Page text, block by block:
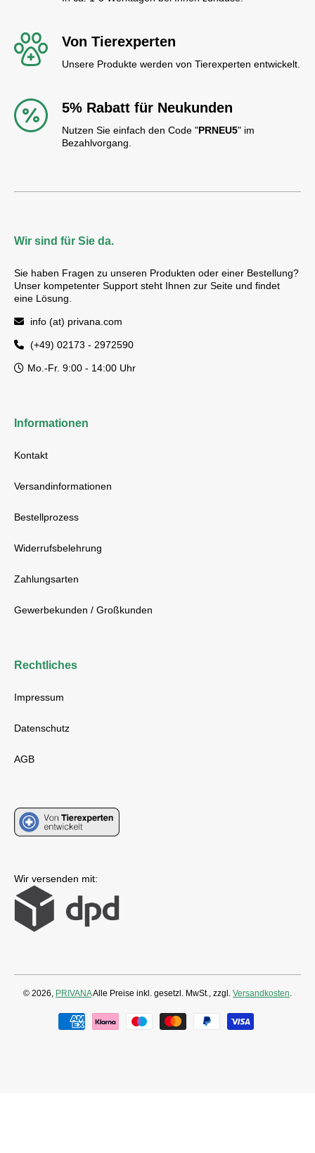
Von Tierexperten
Unsere Produkte werden von Tierexperten entwickelt.
5% Rabatt für Neukunden
Nutzen Sie einfach den Code "PRNEU5" im
Bezahlvorgang.
Wir sind für Sie da.
Sie haben Fragen zu unseren Produkten oder einer Bestellung?
Unser kompetenter Support steht Ihnen zur Seite und findet
eine Lösung.
info (at) privana.com
(+49) 02173 - 2972590
Mo.-Fr. 9:00 - 14:00 Uhr
Informationen
Kontakt
Versandinformationen
Bestellprozess
Widerrufsbelehrung
Zahlungsarten
Gewerbekunden / Großkunden
Rechtliches
Impressum
Datenschutz
AGB
Wir versenden mit:
© 2026, PRIVANAAlle Preise inkl. gesetzl. MwSt., zzgl. Versandkosten.
Zahlungsmethoden